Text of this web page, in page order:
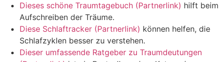
Dieses schöne Traumtagebuch (Partnerlink) hilft beim
Aufschreiben der Träume.
Diese Schlaftracker (Partnerlink) können helfen, die
Schlafzyklen besser zu verstehen.
Dieser umfassende Ratgeber zu Traumdeutungen